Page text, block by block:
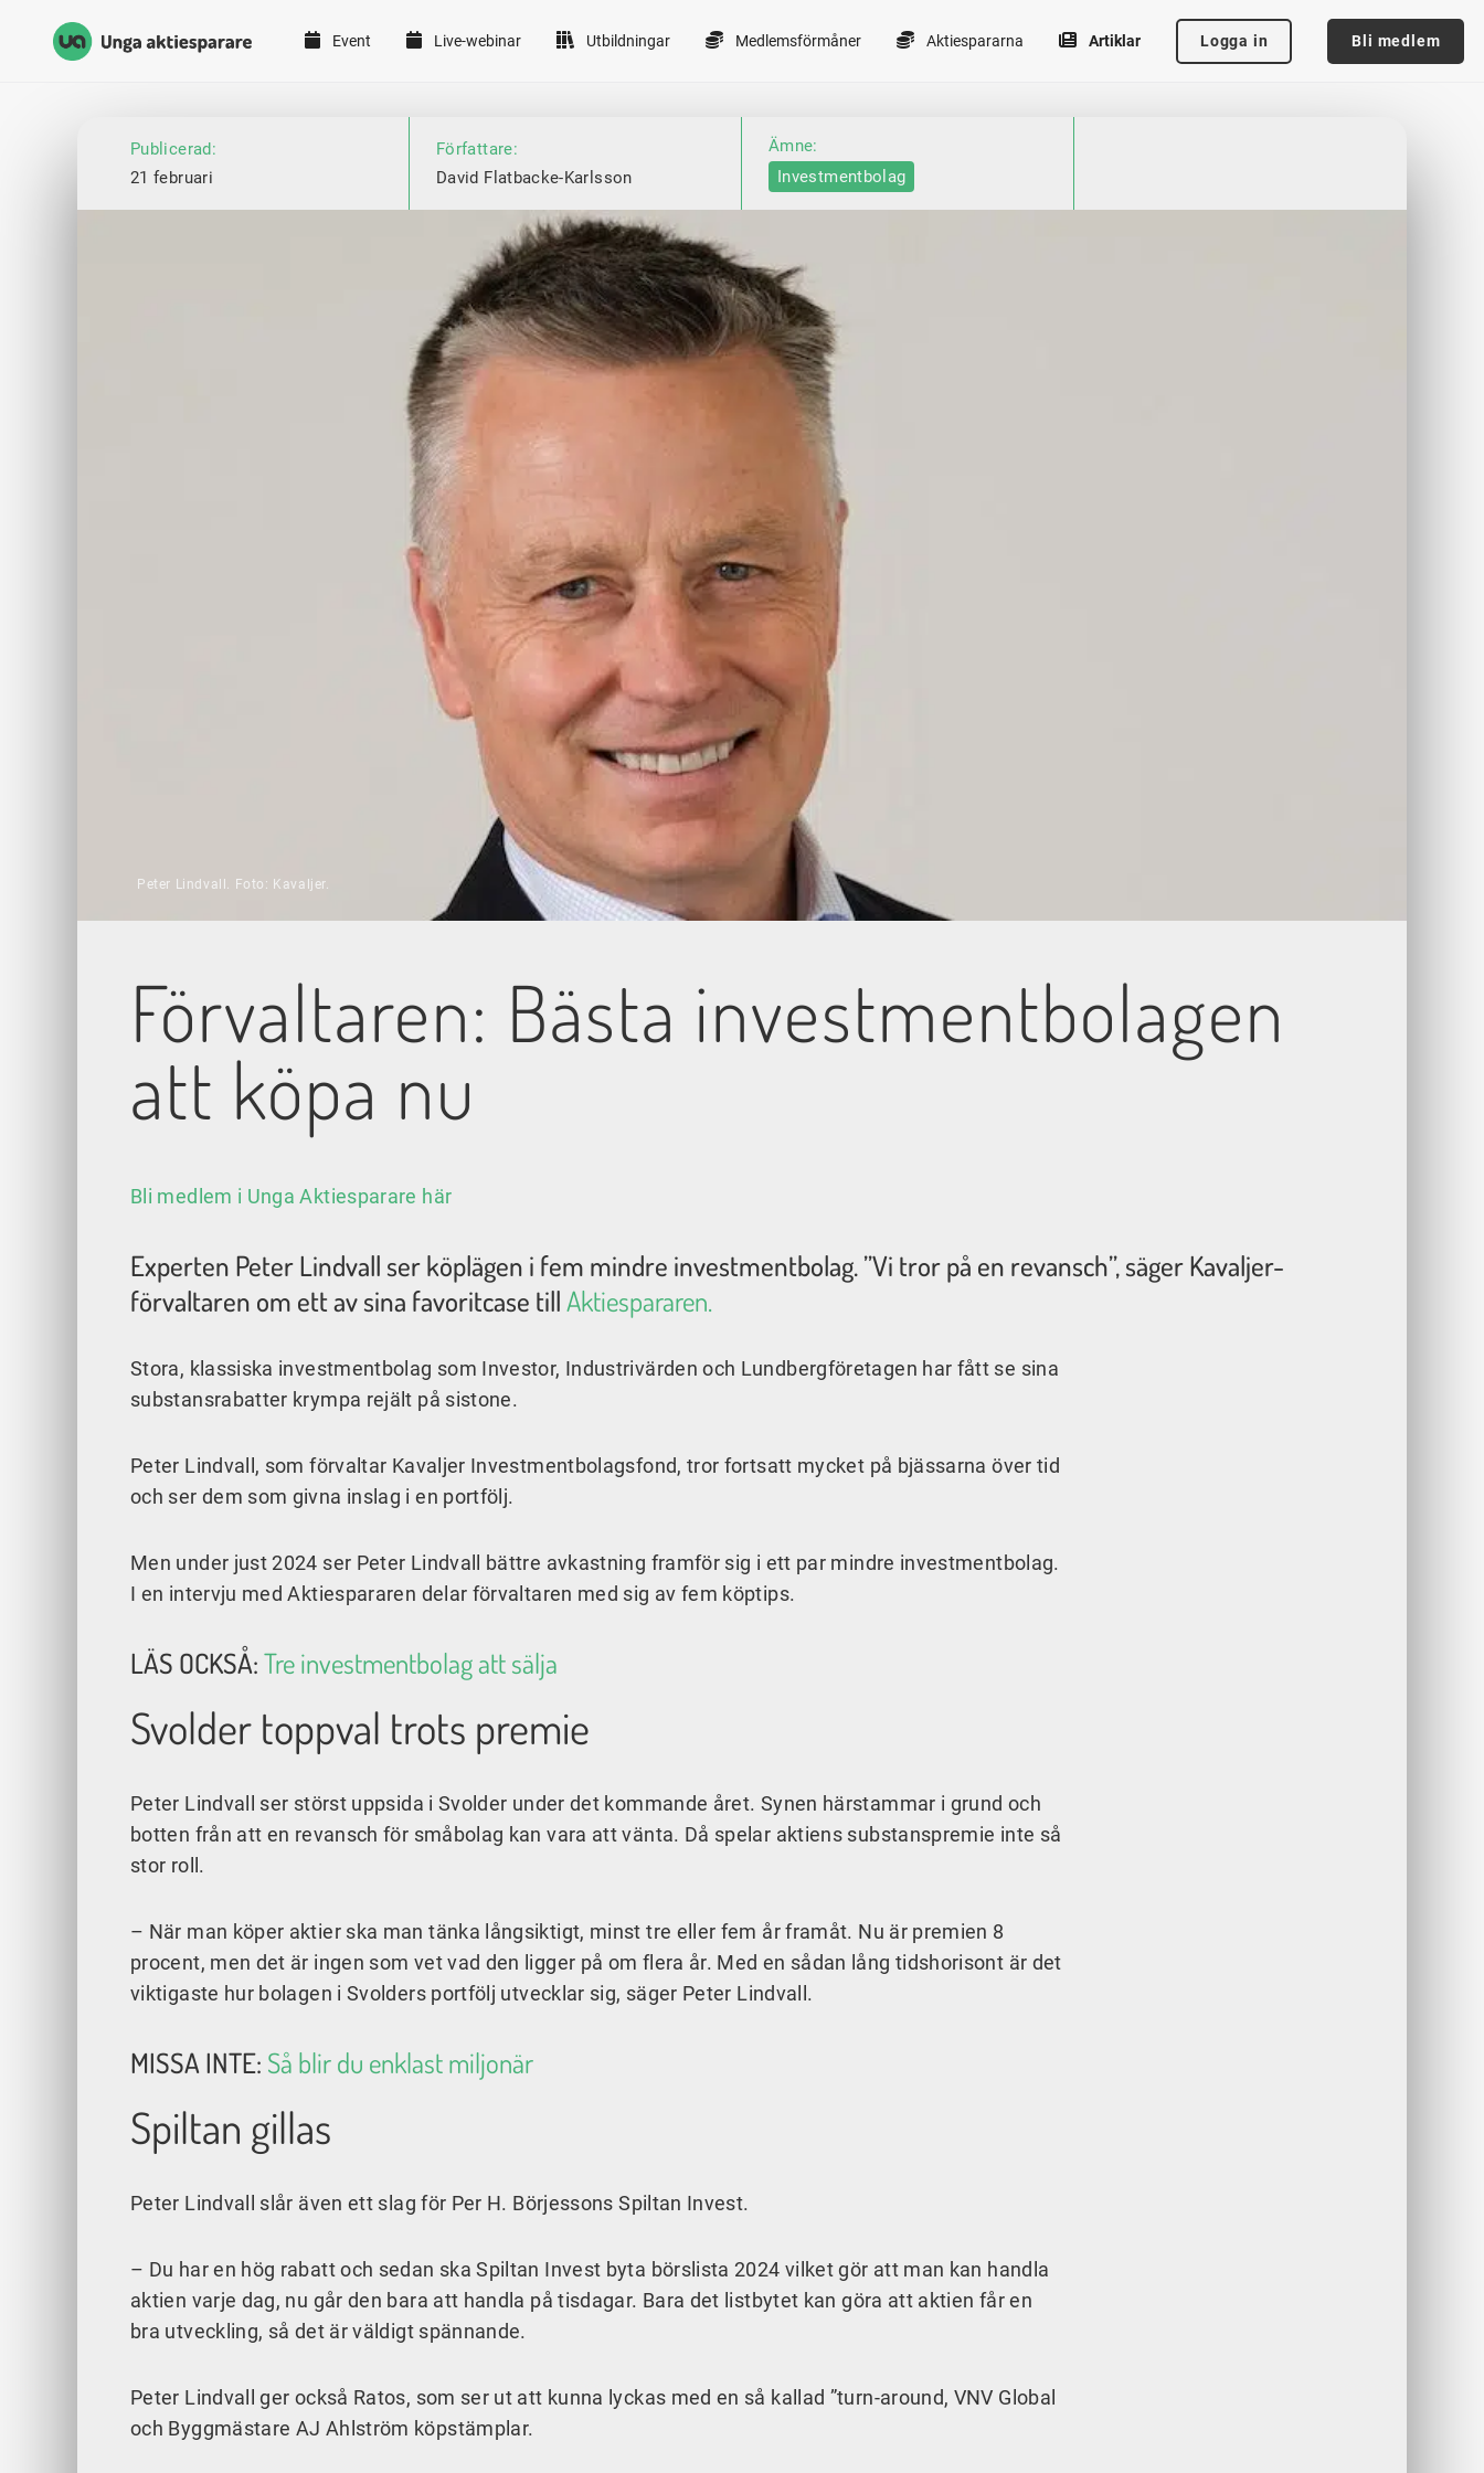
Unga Aktiesparare
Event Live-webinar Utbildningar Medlemsförmåner Aktiespararna Artiklar Logga in Bli medlem
Publicerad:
21 februari
Författare:
David Flatbacke-Karlsson
Ämne:
Investmentbolag
Peter Lindvall. Foto: Kavaljer.
Förvaltaren: Bästa investmentbolagen
att köpa nu
Bli medlem i Unga Aktiesparare här
Experten Peter Lindvall ser köplägen i fem mindre investmentbolag. ”Vi tror på en revansch”, säger Kavaljer-
förvaltaren om ett av sina favoritcase tillAktiespararen.
Stora, klassiska investmentbolag som Investor, Industrivärden och Lundbergföretagen har fått se sina
substansrabatter krympa rejält på sistone.
Peter Lindvall, som förvaltar Kavaljer Investmentbolagsfond, tror fortsatt mycket på bjässarna över tid
och ser dem som givna inslag i en portfölj.
Men under just 2024 ser Peter Lindvall bättre avkastning framför sig i ett par mindre investmentbolag.
I en intervju med Aktiespararen delar förvaltaren med sig av fem köptips.
LÄS OCKSÅ:Tre investmentbolag att sälja
Svolder toppval trots premie
Peter Lindvall ser störst uppsida i Svolder under det kommande året. Synen härstammar i grund och
botten från att en revansch för småbolag kan vara att vänta. Då spelar aktiens substanspremie inte så
stor roll.
– När man köper aktier ska man tänka långsiktigt, minst tre eller fem år framåt. Nu är premien 8
procent, men det är ingen som vet vad den ligger på om flera år. Med en sådan lång tidshorisont är det
viktigaste hur bolagen i Svolders portfölj utvecklar sig, säger Peter Lindvall.
MISSA INTE: Så blir du enklast miljonär
Spiltan gillas
Peter Lindvall slår även ett slag för Per H. Börjessons Spiltan Invest.
– Du har en hög rabatt och sedan ska Spiltan Invest byta börslista 2024 vilket gör att man kan handla
aktien varje dag, nu går den bara att handla på tisdagar. Bara det listbytet kan göra att aktien får en
bra utveckling, så det är väldigt spännande.
Peter Lindvall ger också Ratos, som ser ut att kunna lyckas med en så kallad ”turn-around, VNV Global
och Byggmästare AJ Ahlström köpstämplar.